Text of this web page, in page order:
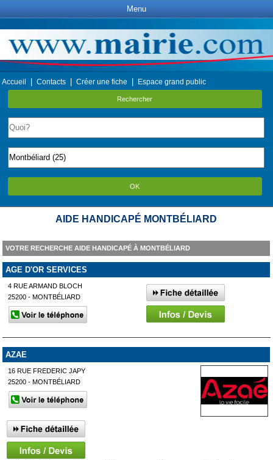
Menu
Accueil Contacts Créer une fiche Espace grand public
Rechercher
OK
AIDE HANDICAPÉ MONTBÉLIARD
VOTRE RECHERCHE AIDE HANDICAPÉ À MONTBÉLIARD
AGE D'OR SERVICES
4 RUE ARMAND BLOCH
25200 - MONTBÉLIARD
AZAE
16 RUE FREDERIC JAPY
25200 - MONTBÉLIARD